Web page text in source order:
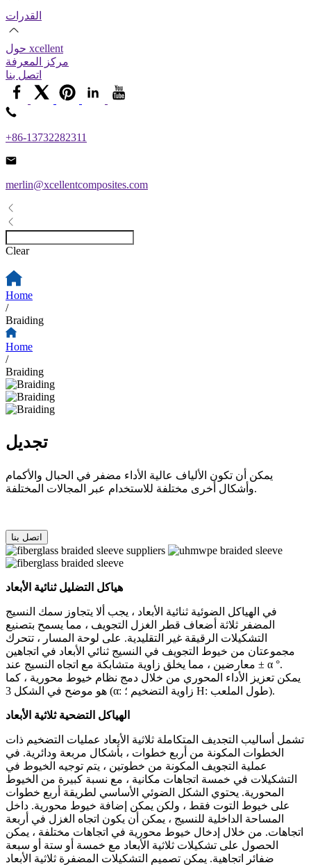
القدرات
حول xcellent
مركز المعرفة
اتصل بنا
+86-13732282311
merlin@xcellentcomposites.com
Clear
Home
/
Braiding
Home
/
Braiding
تجديل
يمكن أن تكون الألياف عالية الأداء مضفر في الحبال والأكمام
وأشكال أخرى مختلفة للاستخدام عبر المجالات المختلفة.
اتصل بنا
هياكل التضليل ثنائية الأبعاد
في الهياكل الضوئية ثنائية الأبعاد ، يجب ألا يتجاوز سمك النسيج
المضفر ثلاثة أضعاف قطر الغزل التجويف ، مما يسمح بتصنيع
التشكيلات الرقيقة غير التقليدية. على لوحة المسار ، تتحرك
مجموعتان من خيوط التجويف في النسيج ثنائي الأبعاد في اتجاهين
معارضين ، مما يخلق زاوية متشابكة مع اتجاه النسيج عند ± α °.
يمكن تعزيز الأداء المحوري من خلال دمج نظام خيوط محورية ، كما
هو موضح في الشكل 3 (α: زاوية التضخيم ؛ H: طول الملعب).
الهياكل التضحية ثلاثية الأبعاد
تشمل أساليب التجديف المتكاملة ثلاثية الأبعاد عمليات التضخيم ذات
الخطوات المكونة من أربع خطوات ، بأشكال مربعة ودائرية. في
عملية التجويف المكونة من خطوتين ، يتم توجيه الخيوط في
التشكيلات في خمسة اتجاهات مكانية ، مع نسبة كبيرة من الخيوط
المحورية. يحتوي الشكل الضوئي الأساسي لطريقة أربع خطوات
على خيوط التوت فقط ، ولكن يمكن إضافة خيوط محورية. داخل
المساحة الداخلية للنسيج ، يمكن أن يكون اتجاه الغزل في أربعة
اتجاهات. من خلال إدخال خيوط محورية في اتجاهات مختلفة ، يمكن
الحصول على تشكيلات ثلاثية الأبعاد مع خمسة أو ستة أو سبعة
ضفائر اتجاهية. يمكن تصميم التشكيلات المضفرة ثلاثية الأبعاد